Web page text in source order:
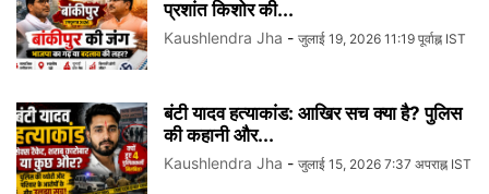
प्रशांत किशोर की...
Kaushlendra Jha - जुलाई 19, 2026 11:19 पूर्वाह्न IST
बंटी यादव हत्याकांड: आखिर सच क्या है? पुलिस
की कहानी और...
Kaushlendra Jha - जुलाई 15, 2026 7:37 अपराह्न IST